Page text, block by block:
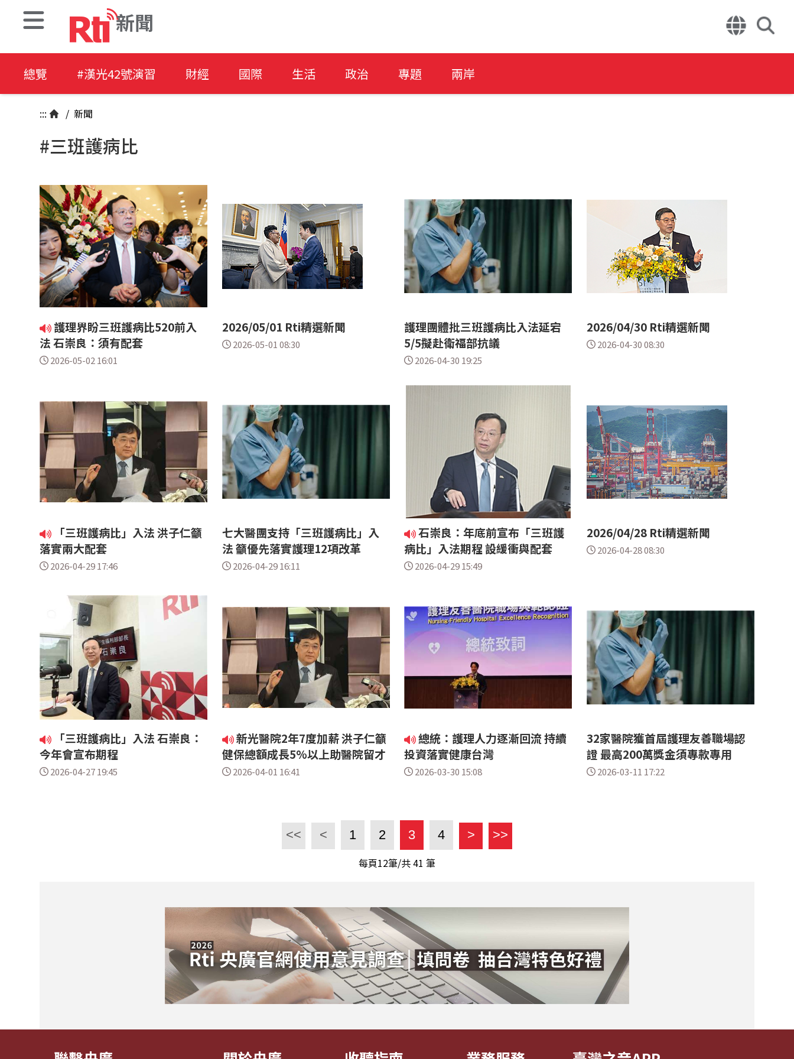
新聞
總覽 #漢光42號演習 財經 國際 生活 政治 專題 兩岸
::: / 新聞
#三班護病比
護理界盼三班護病比520前入
法 石崇良：須有配套
2026-05-02 16:01
2026/05/01 Rti精選新聞
2026-05-01 08:30
護理團體批三班護病比入法延宕
5/5擬赴衛福部抗議
2026-04-30 19:25
2026/04/30 Rti精選新聞
2026-04-30 08:30
「三班護病比」入法 洪子仁籲
落實兩大配套
2026-04-29 17:46
七大醫團支持「三班護病比」入
法 籲優先落實護理12項改革
2026-04-29 16:11
石崇良：年底前宣布「三班護
病比」入法期程 設緩衝與配套
2026-04-29 15:49
2026/04/28 Rti精選新聞
2026-04-28 08:30
「三班護病比」入法 石崇良：
今年會宣布期程
2026-04-27 19:45
新光醫院2年7度加薪 洪子仁籲
健保總額成長5%以上助醫院留才
2026-04-01 16:41
總統：護理人力逐漸回流 持續
投資落實健康台灣
2026-03-30 15:08
32家醫院獲首屆護理友善職場認
證 最高200萬獎金須專款專用
2026-03-11 17:22
<< < 1 2 3 4 > >>
每頁12筆/共41 筆